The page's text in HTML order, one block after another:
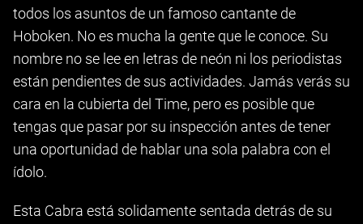
todos los asuntos de un famoso cantante de
Hoboken. No es mucha la gente que le conoce. Su
nombre no se lee en letras de neón ni los periodistas
están pendientes de sus actividades. Jamás verás su
cara en la cubierta del Time, pero es posible que
tengas que pasar por su inspección antes de tener
una oportunidad de hablar una sola palabra con el
ídolo.
Esta Cabra está solidamente sentada detrás de su